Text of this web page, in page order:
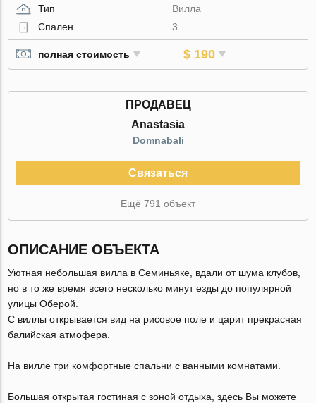
Тип
Вилла
Спален
3
полная стоимость $ 190
ПРОДАВЕЦ
Anastasia
Domnabali
Связаться
Ещё 791 объект
ОПИСАНИЕ ОБЪЕКТА
Уютная небольшая вилла в Семиньяке, вдали от шума клубов,
но в то же время всего несколько минут езды до популярной
улицы Оберой.
С виллы открывается вид на рисовое поле и царит прекрасная
балийская атмофера.
На вилле три комфортные спальни с ванными комнатами.
Большая открытая гостиная с зоной отдыха, здесь Вы можете